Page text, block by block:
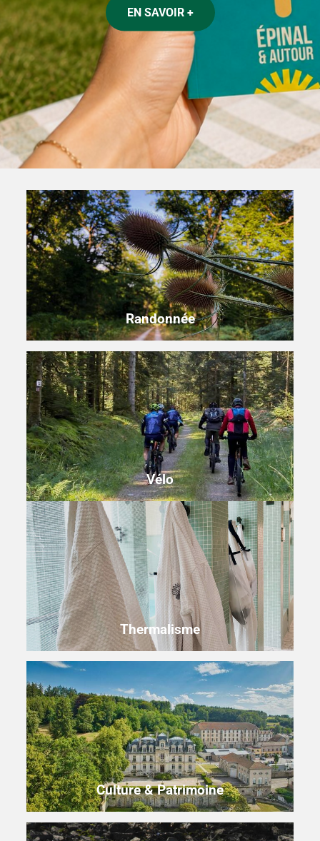
EN SAVOIR +
EN SAVOIR +
Randonnée
Vélo
Thermalisme
Culture & Patrimoine